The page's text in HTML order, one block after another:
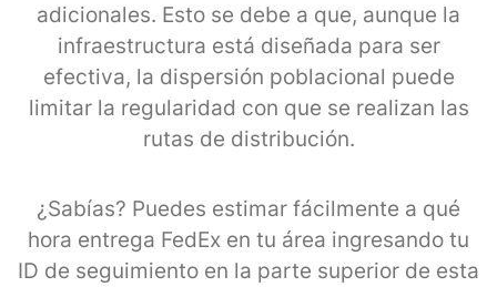
adicionales. Esto se debe a que, aunque la
infraestructura está diseñada para ser
efectiva, la dispersión poblacional puede
limitar la regularidad con que se realizan las
rutas de distribución.
¿Sabías? Puedes estimar fácilmente a qué
hora entrega FedEx en tu área ingresando tu
ID de seguimiento en la parte superior de esta